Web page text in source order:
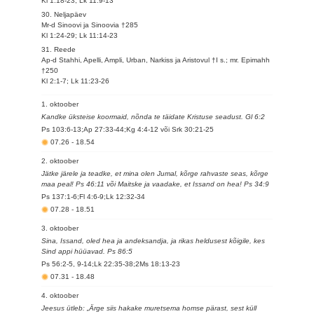
30. Neljapäev
Mr-d Sinoovi ja Sinoovia †285
Kl 1:24-29; Lk 11:14-23
31. Reede
Ap-d Stahhi, Apelli, Ampli, Urban, Narkiss ja Aristovul †I s.; mr. Epimahh
†250
Kl 2:1-7; Lk 11:23-26
1. oktoober
Kandke üksteise koormaid, nõnda te täidate Kristuse seadust. Gl 6:2
Ps 103:6-13;Ap 27:33-44;Kg 4:4-12 või Srk 30:21-25
07.26- 18.54
2. oktoober
Jätke järele ja teadke, et mina olen Jumal, kõrge rahvaste seas, kõrge
maa peal! Ps 46:11 või Maitske ja vaadake, et Issand on hea! Ps 34:9
Ps 137:1-6;Fl 4:6-9;Lk 12:32-34
07.28- 18.51
3. oktoober
Sina, Issand, oled hea ja andeksandja, ja rikas heldusest kõigile, kes
Sind appi hüüavad. Ps 86:5
Ps 56:2-5, 9-14;Lk 22:35-38;2Ms 18:13-23
07.31- 18.48
4. oktoober
Jeesus ütleb: „Ärge siis hakake muretsema homse pärast, sest küll